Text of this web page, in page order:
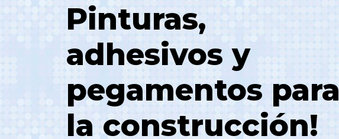
Pinturas,
adhesivos y
pegamentos para
la construcción!